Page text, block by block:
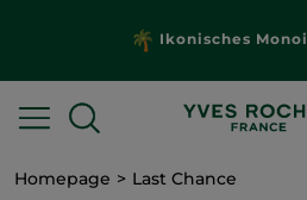
Ikonisches Monoi
Homepage Last Chance